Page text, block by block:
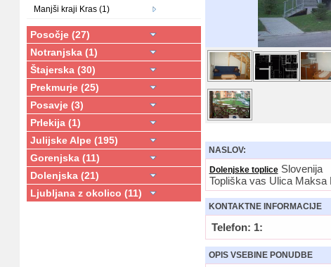
Manjši kraji Kras (1)
Posočje (27)
Notranjska (1)
Štajerska (30)
Prekmurje (25)
Posavje (3)
Prlekija (1)
Julijske Alpe (195)
Gorenjska (11)
Dolenjska (21)
Ljubljana z okolico (11)
NASLOV:
Dolenjske topliceSlovenija
Topliška vas Ulica Maksa
KONTAKTNE INFORMACIJE
Telefon: 1:
OPIS VSEBINE PONUDBE